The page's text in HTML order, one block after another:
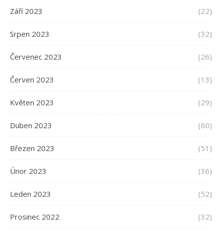
Září 2023 (22)
Srpen 2023 (32)
Červenec 2023 (26)
Červen 2023 (13)
Květen 2023 (29)
Duben 2023 (60)
Březen 2023 (51)
Únor 2023 (36)
Leden 2023 (52)
Prosinec 2022 (32)